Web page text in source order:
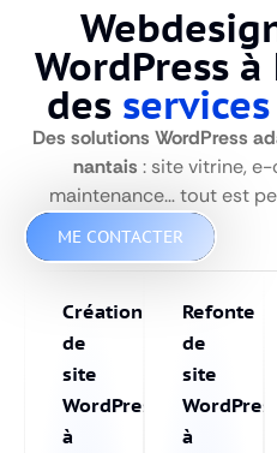
WordPress
des
Des solutions WordPress
nantais : site vitrine, e-
maintenance… tout est
ME CONTACTER
Création
de
site
WordPress
à
Refonte
de
site
WordPress
à